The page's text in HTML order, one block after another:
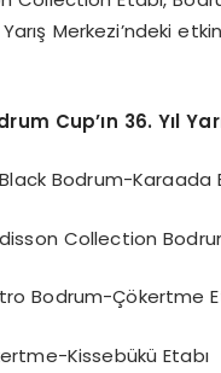
Merkezi’ndeki
Cup’ın 36. Yıl
Bodrum-Karaada
Collection
Bodrum-Çökertme
Kissebükü Etabı